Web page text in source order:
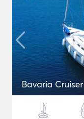
Bavaria